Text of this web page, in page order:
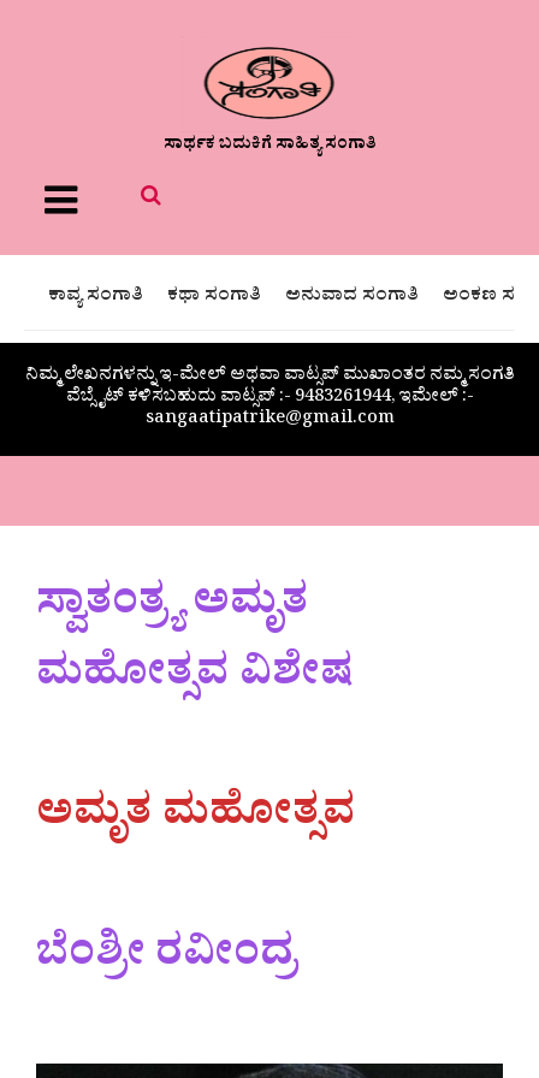
ಸಾರ್ಥಕ ಬದುಕಿಗೆ ಸಾಹಿತ್ಯ ಸಂಗಾತಿ
Menu
ಕಾವ್ಯ ಸಂಗಾತಿ ಕಥಾ ಸಂಗಾತಿ ಅನುವಾದ ಸಂಗಾತಿ ಅಂಕಣ
ನಿಮ್ಮ ಲೇಖನಗಳನ್ನು ಇ-ಮೇಲ್ ಅಥವಾ ವಾಟ್ಸಪ್ ಮುಖಾಂತರ ನಮ್ಮ ಸಂಗತಿ
ವೆಬ್ಸೈಟ್ ಕಳಿಸಬಹುದು ವಾಟ್ಸಪ್‌ :- 9483261944, ಇಮೇಲ್ :-
sangaatipatrike@gmail.com
ಸ್ವಾತಂತ್ರ್ಯ ಅಮೃತ
ಮಹೋತ್ಸವ ವಿಶೇಷ
ಅಮೃತ ಮಹೋತ್ಸವ
ಬೆಂಶ್ರೀ ರವೀಂದ್ರ